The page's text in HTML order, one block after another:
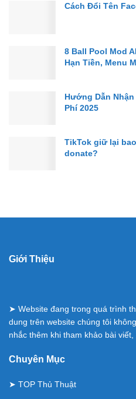
Cách Đổi Tên
8 Ball Pool Mod
Hạn Tiền, Menu
Hướng Dẫn
Phí 2025
TikTok giữ lại
donate?
Giới Thiệu
➤ Website đang trong quá trình
dung trên website chúng tôi
nhắc thêm khi tham khảo bài
Chuyên Mục
➤ TOP Thủ Thuật